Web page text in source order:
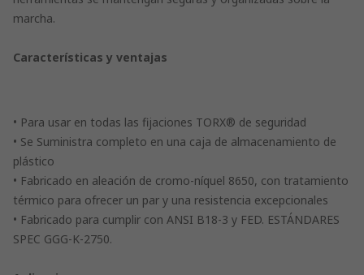
marcha.
Características y ventajas
• Para usar en todas las fijaciones TORX® de seguridad
• Se Suministra completo en una caja de almacenamiento de
plástico
• Fabricado en aleación de cromo-níquel 8650, con tratamiento
térmico para ofrecer un par y una resistencia excepcionales
• Fabricado para cumplir con ANSI B18-3 y FED. ESTÁNDARES
SPEC GGG-K-2750.